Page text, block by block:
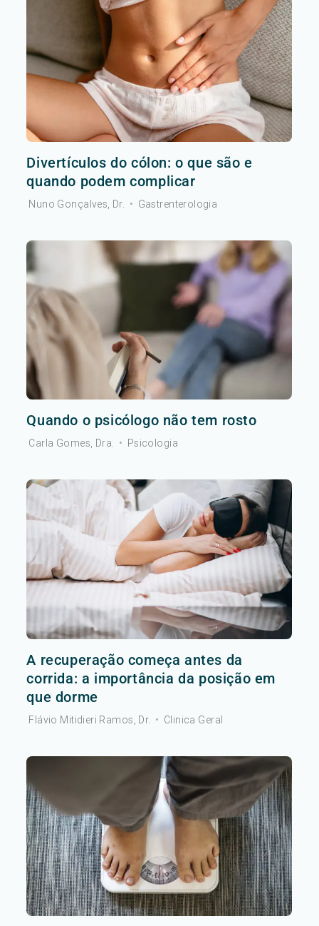
Divertículos do cólon: o que são e
quando podem complicar
Nuno Gonçalves, Dr. • Gastrenterologia
Quando o psicólogo não tem rosto
Carla Gomes, Dra. • Psicologia
A recuperação começa antes da
corrida: a importância da posição em
que dorme
Flávio Mitidieri Ramos, Dr. • Clinica Geral